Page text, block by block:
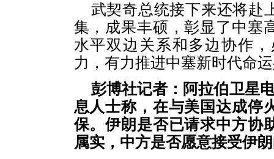
武契奇总统接下来还将赴
集，成果丰硕，彰显了中塞
水平双边关系和多边协作
力，有力推进中塞新时代命
彭博社记者：阿拉伯卫星
息人士称，在与美国达成停
保。伊朗是否已请求中方协
属实，中方是否愿意接受伊